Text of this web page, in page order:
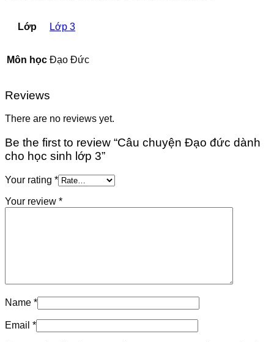
Lớp Lớp 3
Môn học Đạo Đức
Reviews
There are no reviews yet.
Be the first to review “Câu chuyện Đạo đức dành
cho học sinh lớp 3”
Your rating *
Your review *
Name *
Email *